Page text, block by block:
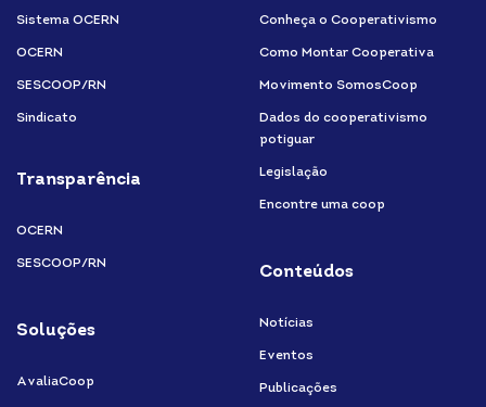
Sistema OCERN
OCERN
SESCOOP/RN
Sindicato
Transparência
OCERN
SESCOOP/RN
Soluções
AvaliaCoop
Conheça o Cooperativismo
Como Montar Cooperativa
Movimento SomosCoop
Dados do cooperativismo
potiguar
Legislação
Encontre uma coop
Conteúdos
Notícias
Eventos
Publicações